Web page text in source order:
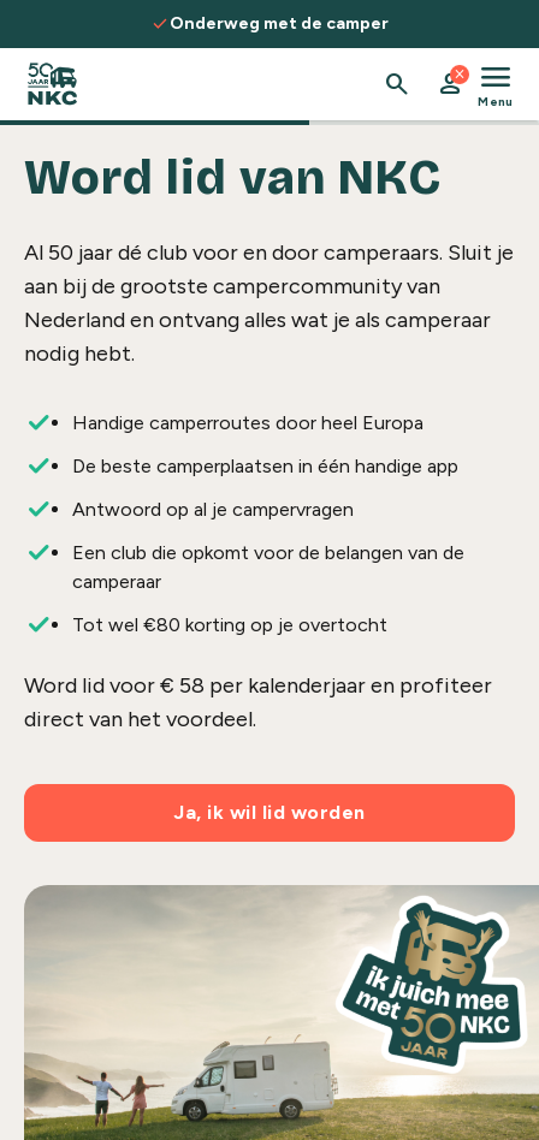
Spring naar de inhoudOnderweg met de camper
search person
close menu
Menu
Word lid van NKC
Al 50 jaar dé club voor en door camperaars. Sluit je
aan bij de grootste campercommunity van
Nederland en ontvang alles wat je als camperaar
nodig hebt.
Handige camperroutes door heel Europa
De beste camperplaatsen in één handige app
Antwoord op al je campervragen
Een club die opkomt voor de belangen van de
camperaar
Tot wel €80 korting op je overtocht
Word lid voor € 58 per kalenderjaar en profiteer
direct van het voordeel.
Ja, ik wil lid worden